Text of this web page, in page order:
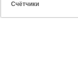
Счётчики